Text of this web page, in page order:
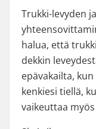
Trukki-levyden
halua, että
dekkin
epävakailta,
kenkiesi tiellä,
vaikeuttaa